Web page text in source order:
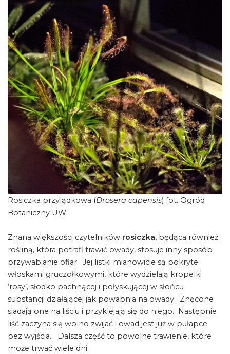
Rosiczka przylądkowa (Drosera capensis) fot. Ogród
Botaniczny UW
Znana większości czytelników rosiczka, będąca również
rośliną, która potrafi trawić owady, stosuje inny sposób
przywabianie ofiar. Jej listki mianowicie są pokryte
włoskami gruczołkowymi, które wydzielają kropelki
‘rosy’, słodko pachnącej i połyskującej w słońcu
substancji działającej jak powabnia na owady. Znęcone
siadają one na liściu i przyklejają się do niego. Następnie
liść zaczyna się wolno zwijać i owad jest już w pułapce
bez wyjścia. Dalsza część to powolne trawienie, które
może trwać wiele dni.